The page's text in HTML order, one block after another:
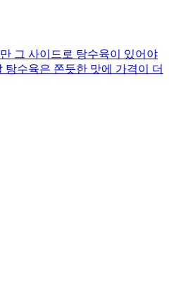
그 사이드로 탕수육이 있어야
수육은 쫀듯한 맛에 가격이 더